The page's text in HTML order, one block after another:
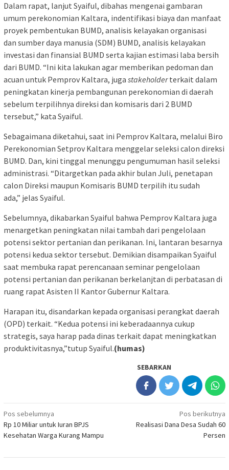
Dalam rapat, lanjut Syaiful, dibahas mengenai gambaran
umum perekonomian Kaltara, indentifikasi biaya dan manfaat
proyek pembentukan BUMD, analisis kelayakan organisasi
dan sumber daya manusia (SDM) BUMD, analisis kelayakan
investasi dan finansial BUMD serta kajian estimasi laba bersih
dari BUMD. “Ini kita lakukan agar memberikan pedoman dan
acuan untuk Pemprov Kaltara, juga stakeholderterkait dalam
peningkatan kinerja pembangunan perekonomian di daerah
sebelum terpilihnya direksi dan komisaris dari 2 BUMD
tersebut,” kata Syaiful.
Sebagaimana diketahui, saat ini Pemprov Kaltara, melalui Biro
Perekonomian Setprov Kaltara menggelar seleksi calon direksi
BUMD. Dan, kini tinggal menunggu pengumuman hasil seleksi
administrasi. “Ditargetkan pada akhir bulan Juli, penetapan
calon Direksi maupun Komisaris BUMD terpilih itu sudah
ada,” jelas Syaiful.
Sebelumnya, dikabarkan Syaiful bahwa Pemprov Kaltara juga
menargetkan peningkatan nilai tambah dari pengelolaan
potensi sektor pertanian dan perikanan. Ini, lantaran besarnya
potensi kedua sektor tersebut. Demikian disampaikan Syaiful
saat membuka rapat perencanaan seminar pengelolaan
potensi pertanian dan perikanan berkelanjtan di perbatasan di
ruang rapat Asisten II Kantor Gubernur Kaltara.
Harapan itu, disandarkan kepada organisasi perangkat daerah
(OPD) terkait. “Kedua potensi ini keberadaannya cukup
strategis, saya harap pada dinas terkait dapat meningkatkan
produktivitasnya,”tutup Syaiful.(humas)
SEBARKAN
Navigasi
pos
Pos sebelumnya
Rp 10 Miliar untuk Iuran BPJS
Kesehatan Warga Kurang Mampu
Pos berikutnya
Realisasi Dana Desa Sudah 60
Persen